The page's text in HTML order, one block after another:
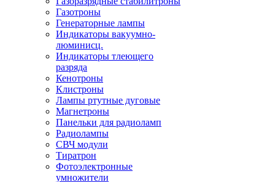
Газотроны
Генераторные лампы
Индикаторы вакуумно-
люминисц.
Индикаторы тлеющего
разряда
Кенотроны
Клистроны
Лампы ртутные дуговые
Магнетроны
Панельки для радиоламп
Радиолампы
СВЧ модули
Тиратрон
Фотоэлектронные
умножители